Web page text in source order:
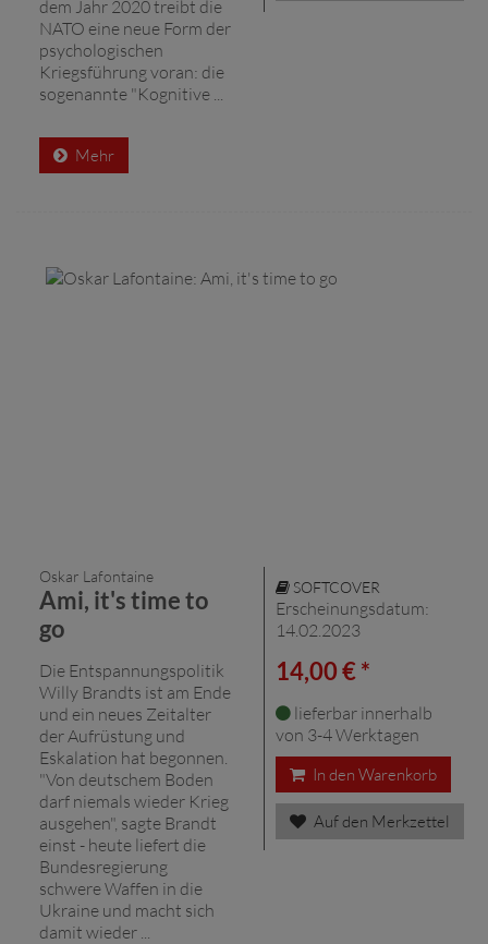
dem Jahr 2020 treibt die
NATO eine neue Form der
psychologischen
Kriegsführung voran: die
sogenannte "Kognitive ...
Mehr
Oskar Lafontaine
Ami, it's time to
go
Die Entspannungspolitik
Willy Brandts ist am Ende
und ein neues Zeitalter
der Aufrüstung und
Eskalation hat begonnen.
"Von deutschem Boden
darf niemals wieder Krieg
ausgehen", sagte Brandt
einst - heute liefert die
Bundesregierung
schwere Waffen in die
Ukraine und macht sich
damit wieder ...
SOFTCOVER
Erscheinungsdatum:
14.02.2023
14,00 € *
lieferbar innerhalb
von 3-4 Werktagen
In den Warenkorb
Auf den Merkzettel